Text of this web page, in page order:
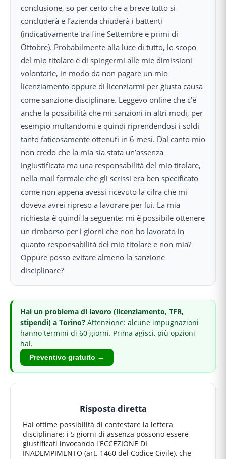
conclusione, so per certo che a breve tutto si
concluderà e l’azienda chiuderà i battenti
(indicativamente tra fine Settembre e primi di
Ottobre). Probabilmente alla luce di tutto, lo scopo
del mio titolare è di spingermi alle mie dimissioni
volontarie, in modo da non pagare un mio
licenziamento oppure di licenziarmi per giusta causa
come sanzione disciplinare. Leggevo online che c’è
anche la possibilità che mi sanzioni in altri modi, per
esempio multandomi e quindi riprendendosi i soldi
tanto faticosamente ottenuti in 6 mesi. Dal canto mio
non credo che la mia sia stata un’assenza
ingiustificata ma una responsabilità del mio titolare,
nella mail formale che gli scrissi era ben specificato
come non appena avessi ricevuto la cifra che mi
doveva avrei ripreso a lavorare per lui. La mia
richiesta è quindi la seguente: mi è possibile ottenere
un rimborso per i giorni che non ho lavorato in
quanto responsabilità del mio titolare e non mia?
Oppure posso evitare almeno la sanzione
disciplinare?
Hai un problema di lavoro (licenziamento, TFR,
stipendi) a Torino? Attenzione: alcune impugnazioni
hanno termini di 60 giorni. Prima agisci, più opzioni
hai.
Preventivo gratuito →
Risposta diretta
Hai ottime possibilità di contestare la lettera
disciplinare: i 5 giorni di assenza possono essere
giustificati invocando l'ECCEZIONE DI
INADEMPIMENTO (art. 1460 del Codice Civile), che